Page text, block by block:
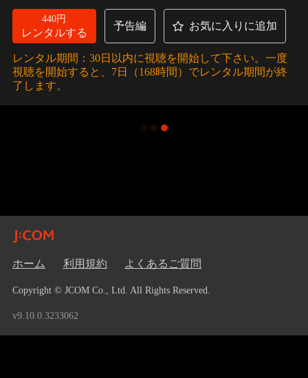
誠）は氷室と田村に相談…。
440円
レンタルする
予告編 お気に入りに追加
レンタル期間：30日以内に視聴を開始して下さい。一度
視聴を開始すると、7日（168時間）でレンタル期間が終
了します。
ホーム 利用規約 よくあるご質問
Copyright © JCOM Co., Ltd. All Rights Reserved.
v9.10.0.3233062